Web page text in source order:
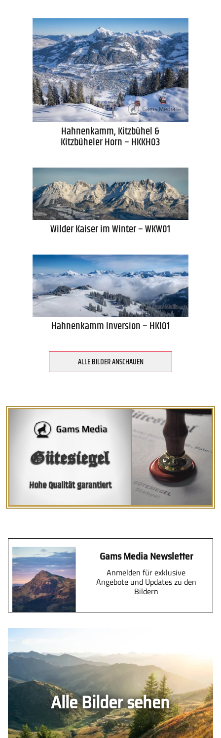
Hahnenkamm, Kitzbühel &
Kitzbüheler Horn – HKKH03
Wilder Kaiser im Winter – WKW01
Hahnenkamm Inversion – HKI01
ALLE BILDER ANSCHAUEN
Gütesiegel
Hohe Qualität garantiert
Gams Media Newsletter
Anmelden für exklusive
Angebote und Updates zu den
Bildern
Alle Bilder sehen